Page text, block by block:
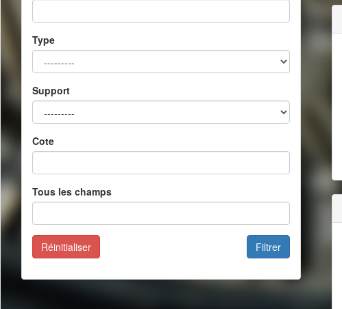
Type
Support
Cote
Tous les champs
Filtrer
Réinitialiser